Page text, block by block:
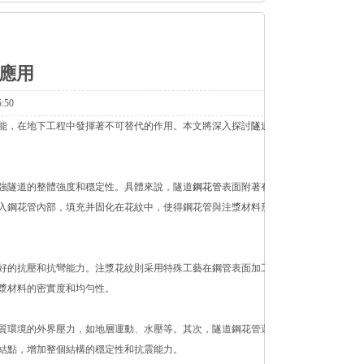
用
在地下工程中發揮著不可替代的作用。本文將深入探討隧道鋼
隧道的整體強度和穩定性。具體來說，隧道鋼花管表面附著有花
花管內部，填充并固化在花紋中，使得鋼花管與注漿材料形成
抗壓和抗彎能力。注漿花紋則采用特殊工藝在鋼管表面加工而
料的密實度和均勻性。
的外界壓力，如地層運動、水壓等。其次，隧道鋼花管還能
，增加整個結構的穩定性和抗震能力。